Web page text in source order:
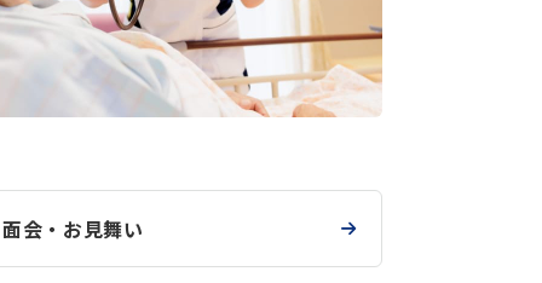
面会・お見舞い